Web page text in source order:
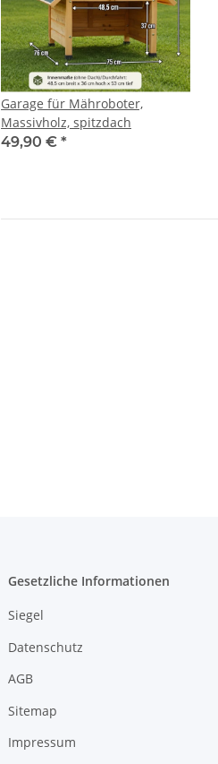
Garage für Mähroboter,
Massivholz, spitzdach
49,90 € *
Gesetzliche Informationen
Siegel
Datenschutz
AGB
Sitemap
Impressum